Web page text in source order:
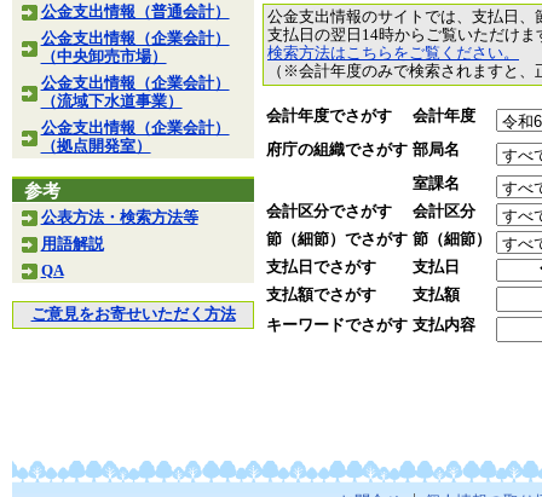
公金支出情報（普通会計）
公金支出情報（企業会計）
（中央卸売市場）
公金支出情報（企業会計）
（流域下水道事業）
公金支出情報（企業会計）
（拠点開発室）
参考
公表方法・検索方法等
用語解説
QA
ご意見をお寄せいただく方法
公金支出情報のサイトでは、支払日
支払日の翌日14時からご覧いただけ
検索方法はこちらをご覧ください。
（※会計年度のみで検索されますと
会計年度でさがす
会計年度
府庁の組織でさがす 部局名
室課名
会計区分でさがす
会計区分
節（細節）でさがす 節（細節）
支払日でさがす
支払日
支払額でさがす
支払額
キーワードでさがす 支払内容